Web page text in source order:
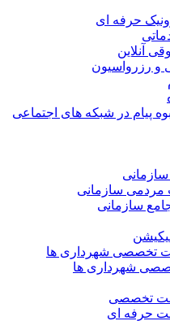
حرفه ای
آنلاین
و رزرواسیون
پیام در شبکه های اجتماعی
مردمی سازمانی
سازمانی
تخصصی شهرداری ها
شهرداری ها
تخصصی
حرفه ای